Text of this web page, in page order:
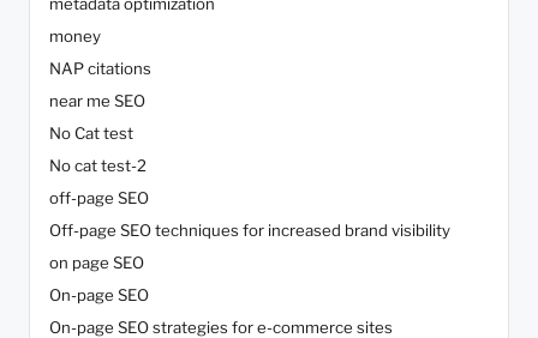
money
NAP citations
near me SEO
No Cat test
No cat test-2
off-page SEO
Off-page SEO techniques for increased brand visibility
on page SEO
On-page SEO
On-page SEO strategies for e-commerce sites